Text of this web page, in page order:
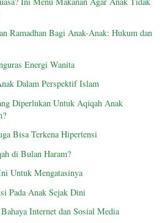
Ramadhan Bagi Anak-Anak: Hukum dan
Energi Wanita
Dalam Perspektif Islam
Diperlukan Untuk Aqiqah Anak
Bisa Terkena Hipertensi
di Bulan Haram?
Untuk Mengatasinya
Pada Anak Sejak Dini
Internet dan Sosial Media